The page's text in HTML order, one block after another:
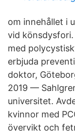
om innehållet i
vid
med
erbjuda
doktor,
2019 —
universitet.
kvinnor med
övervikt och